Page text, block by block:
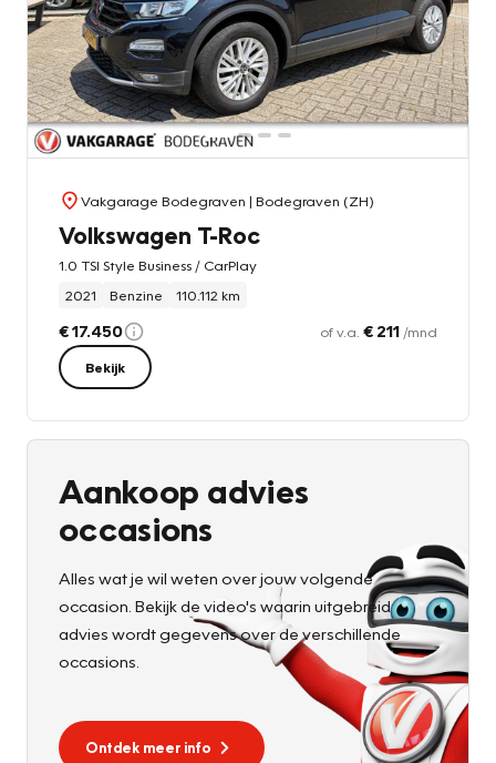
Vakgarage Bodegraven | Bodegraven (ZH)
Volkswagen T-Roc
1.0 TSI Style Business / CarPlay
2021
Benzine 110.112 km
€ 17.450 of v.a. € 211 /mnd
Bekijk
Aankoop advies
occasions
Alles wat je wil weten over jouw volgende
occasion. Bekijk de video's waarin uitgebreid
advies wordt gegevens over de verschillende
occasions.
Ontdek meer info